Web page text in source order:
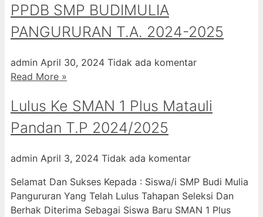
PPDB SMP BUDIMULIA
PANGURURAN T.A. 2024-2025
admin April 30, 2024 Tidak ada komentar
Read More »
Lulus Ke SMAN 1 Plus Matauli
Pandan T.P 2024/2025
admin April 3, 2024 Tidak ada komentar
Selamat Dan Sukses Kepada : Siswa/i SMP Budi Mulia
Pangururan Yang Telah Lulus Tahapan Seleksi Dan
Berhak Diterima Sebagai Siswa Baru SMAN 1 Plus